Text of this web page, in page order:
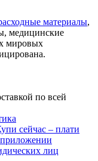
материалы,
медицинские
мировых
по всей
сейчас – плати
лиц